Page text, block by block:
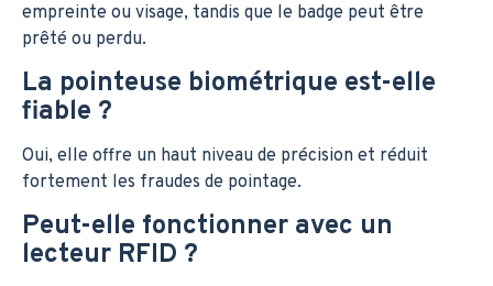
empreinte ou visage, tandis que le badge peut être
prêté ou perdu.
La pointeuse biométrique est-elle
fiable ?
Oui, elle offre un haut niveau de précision et réduit
fortement les fraudes de pointage.
Peut-elle fonctionner avec un
lecteur RFID ?